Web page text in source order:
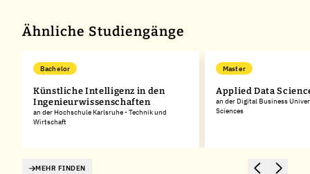
Ähnliche Studiengänge
Bachelor
Künstliche Intelligenz in den
Ingenieurwissenschaften
an der Hochschule Karlsruhe - Technik und
Wirtschaft
Master
Applied Data
an der Digital Business
Sciences
MEHR FINDEN